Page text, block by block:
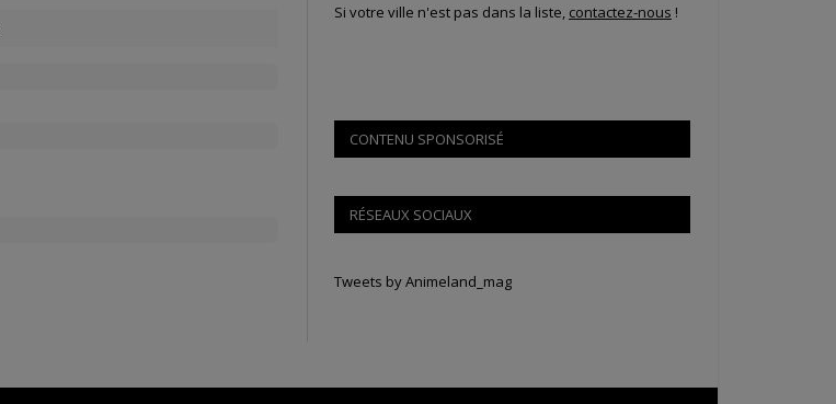
Si votre ville n'est pas dans la liste, contactez-nous !
CONTENU SPONSORISÉ
RÉSEAUX SOCIAUX
Tweets by Animeland_mag